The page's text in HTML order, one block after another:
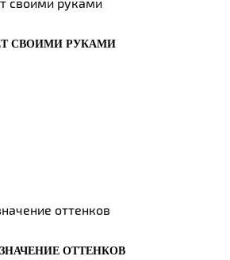
СВОИМИ РУКАМИ
ОТТЕНКОВ